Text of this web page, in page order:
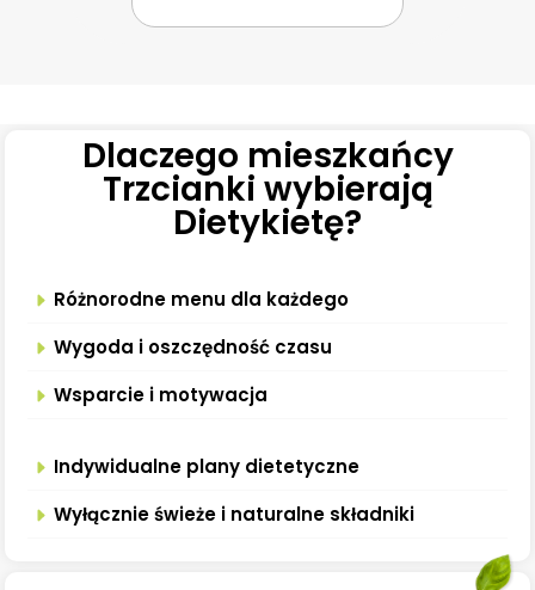
Dlaczego mieszkańcy
Trzcianki wybierają
Dietykietę?
Różnorodne menu dla każdego
Wygoda i oszczędność czasu
Wsparcie i motywacja
Indywidualne plany dietetyczne
Wyłącznie świeże i naturalne składniki